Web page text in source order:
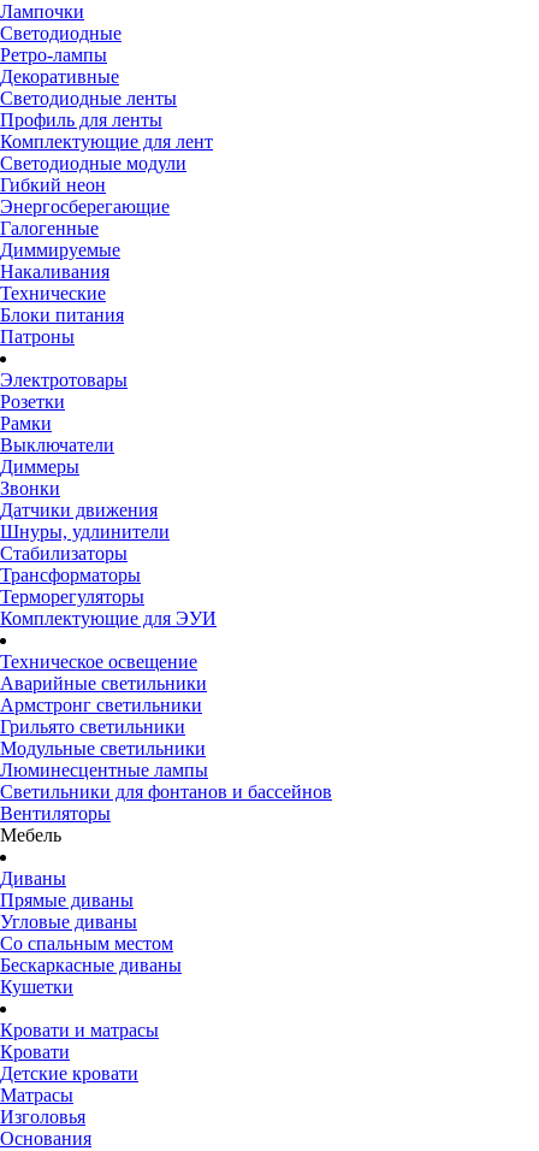
Лампочки
Светодиодные
Ретро-лампы
Декоративные
Светодиодные ленты
Профиль для ленты
Комплектующие для лент
Светодиодные модули
Гибкий неон
Энергосберегающие
Галогенные
Диммируемые
Накаливания
Технические
Блоки питания
Патроны
Электротовары
Розетки
Рамки
Выключатели
Диммеры
Звонки
Датчики движения
Шнуры, удлинители
Стабилизаторы
Трансформаторы
Терморегуляторы
Комплектующие для ЭУИ
Техническое освещение
Аварийные светильники
Армстронг светильники
Грильято светильники
Модульные светильники
Люминесцентные лампы
Светильники для фонтанов и бассейнов
Вентиляторы
Мебель
Диваны
Прямые диваны
Угловые диваны
Со спальным местом
Бескаркасные диваны
Кушетки
Кровати и матрасы
Кровати
Детские кровати
Матрасы
Изголовья
Основания